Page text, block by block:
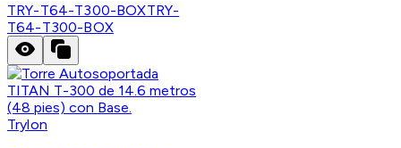
TRY-T64-T300-BOXTRY-
T64-T300-BOX
Trylon